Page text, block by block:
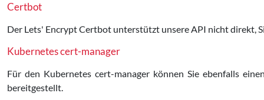
Certbot
Der Lets' Encrypt Certbot unterstützt unsere API nicht direkt,
Kubernetes cert-manager
Für den Kubernetes cert-manager können Sie ebenfalls
bereitgestellt.